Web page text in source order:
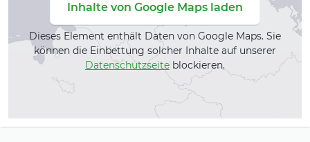
Inhalte von Google Maps laden
Dieses Element enthält Daten von Google Maps. Sie
können die Einbettung solcher Inhalte auf unserer
Datenschutzseite blockieren.